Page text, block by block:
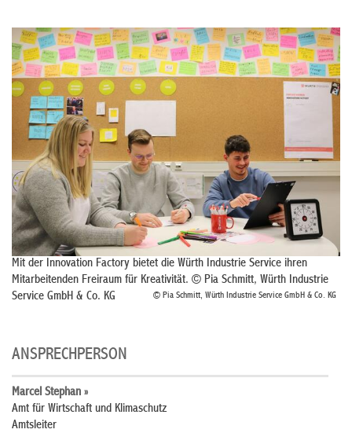
© Pia Schmitt, Würth Industrie Service GmbH & Co. KG
Mit der Innovation Factory bietet die Würth Industrie Service ihren
Mitarbeitenden Freiraum für Kreativität. © Pia Schmitt, Würth Industrie
Service GmbH & Co. KG
ANSPRECHPERSON
Marcel Stephan »
Amt für Wirtschaft und Klimaschutz
Amtsleiter